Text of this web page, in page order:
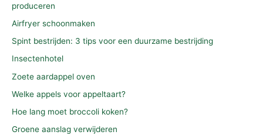
produceren
Airfryer schoonmaken
Spint bestrijden: 3 tips voor een duurzame bestrijding
Insectenhotel
Zoete aardappel oven
Welke appels voor appeltaart?
Hoe lang moet broccoli koken?
Groene aanslag verwijderen